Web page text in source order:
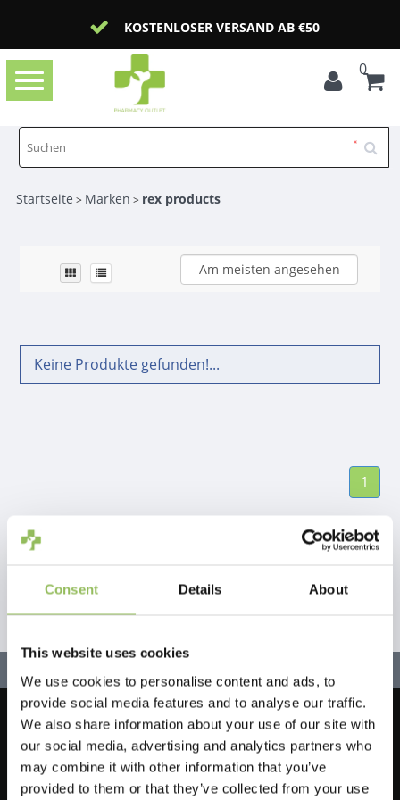
Consent Details About
This website uses cookies
We use cookies to personalise content and ads, to
provide social media features and to analyse our traffic.
We also share information about your use of our site with
our social media, advertising and analytics partners who
may combine it with other information that you’ve
provided to them or that they’ve collected from your use
KOSTENLOSER VERSAND AB €50
Toggle
navigation
0
Startseite > Marken > rex products
Am meisten angesehen
Keine Produkte gefunden!...
1
Lassen Sie uns in Kontakt bleiben!
Melden Sie sich für unseren Newsletter an